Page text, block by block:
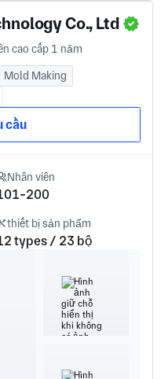
Co., Ltd
cao cấp 1 năm
Mold Making
cầu
Nhân viên
200
thiết bị sản phẩm
types / 23 bộ